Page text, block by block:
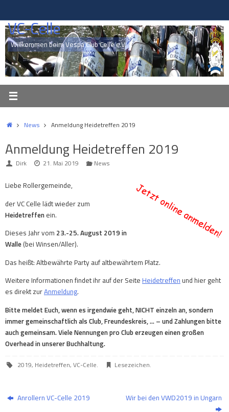
springen
VC-Celle
Willkommen beim Vespa Club Celle e.V.
StartNews Anmeldung Heidetreffen 2019
Anmeldung Heidetreffen 2019
Dirk 21. Mai 2019 News
Liebe Rollergemeinde,
der VC Celle lädt wieder zum
Heidetreffen ein.
Dieses Jahr vom 23.-25. August 2019 in
Walle (bei Winsen/Aller).
Das heißt: Altbewährte Party auf altbewährtem Platz.
Weitere Informationen findet ihr auf der Seite Heidetreffen und hier geht
es direkt zurAnmeldung.
Bitte meldet Euch, wenn es irgendwie geht, NICHT einzeln an, sondern
immer gemeinschaftlich als Club, Freundeskreis, … – und Zahlungen bitte
auch gemeinsam. Viele Nennungen pro Club erzeugen einen großen
Overhead in unserer Buchhaltung.
2019, Heidetreffen, VC-Celle. Lesezeichen.
Anrollern VC-Celle 2019 Wir bei den VWD2019 in Ungarn